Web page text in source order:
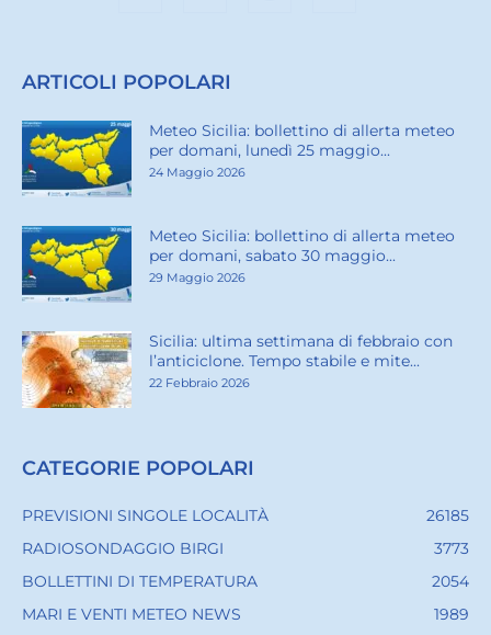
ARTICOLI POPOLARI
Meteo Sicilia: bollettino di allerta meteo
per domani, lunedì 25 maggio...
24 Maggio 2026
Meteo Sicilia: bollettino di allerta meteo
per domani, sabato 30 maggio...
29 Maggio 2026
Sicilia: ultima settimana di febbraio con
l’anticiclone. Tempo stabile e mite...
22 Febbraio 2026
CATEGORIE POPOLARI
PREVISIONI SINGOLE LOCALITÀ
26185
RADIOSONDAGGIO BIRGI
3773
BOLLETTINI DI TEMPERATURA
2054
MARI E VENTI METEO NEWS
1989